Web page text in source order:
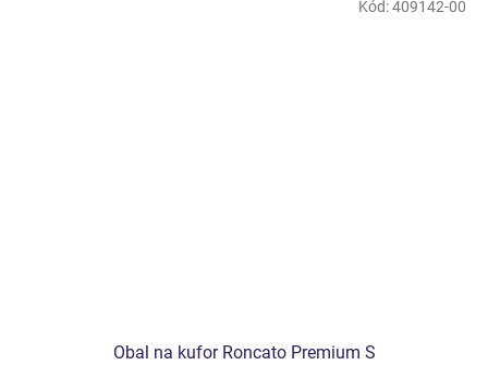
Obal na kufor Roncato Premium S
Kód:409142-00